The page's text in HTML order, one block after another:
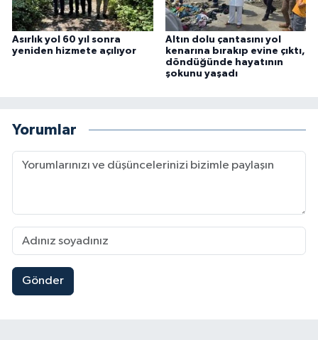
Asırlık yol 60 yıl sonra
yeniden hizmete açılıyor
Altın dolu çantasını yol
kenarına bırakıp evine çıktı,
döndüğünde hayatının
şokunu yaşadı
Yorumlar
Gönder